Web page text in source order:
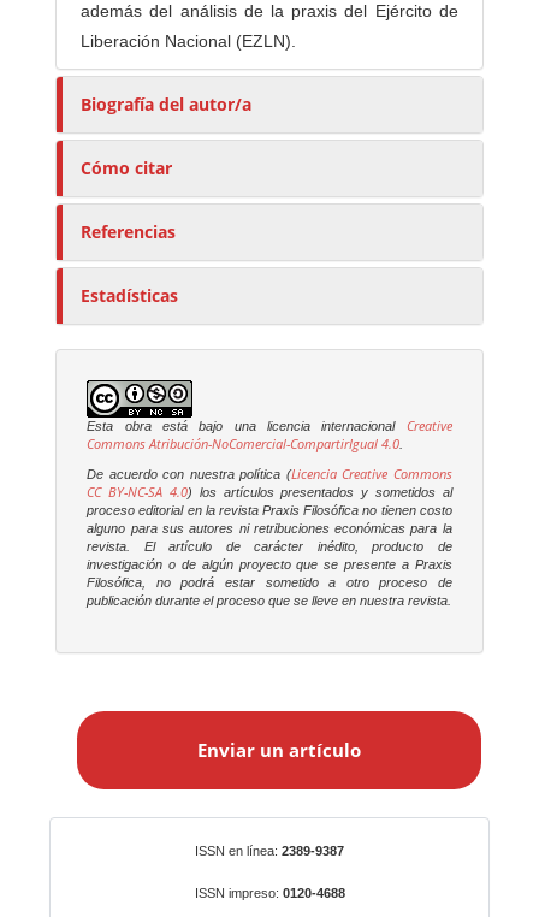
además del análisis de la praxis del Ejército de
Liberación Nacional (EZLN).
Biografía del autor/a
Cómo citar
Referencias
Estadísticas
Esta obra está bajo una licencia internacional
Creative
Commons Atribución-NoComercial-CompartirIgual 4.0
De acuerdo con nuestra política (Licencia Creative Commons
CC BY-NC-SA 4.0) los artículos presentados y sometidos al
proceso editorial en la revistaPraxis Filosófica no tienen costo
alguno para sus autores ni retribuciones económicas para la
revista. El artículo de carácter inédito, producto de
investigación o de algún proyecto que se presente a Praxis
Filosófica , no podrá estar sometido a otro proceso de
publicación durante el proceso que se lleve en nuestra revista.
a
Enviar un artículo
ISSN en línea: 2389-9387
ISSN impreso: 0120-4688